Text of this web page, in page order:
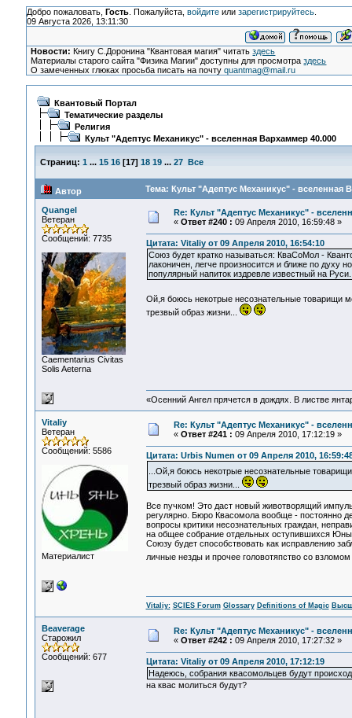
Добро пожаловать, Гость. Пожалуйста, войдитеили зарегистрируйтесь.
09 Августа 2026, 13:11:30
Новости: Книгу С.Доронина "Квантовая магия" читатьздесь
Материалы старого сайта "Физика Магии" доступны для просмотраздесь
О замеченных глюках просьба писать на почтуquantmag@mail.ru
Квантовый Портал
Тематические разделы
Религия
Культ "Адептус Механикус" - вселенная Вархаммер 40.000
Страниц: 1 ... 15 16[17] 18 19 ... 27 Все
Автор Тема: Культ "Адептус Механикус" - вселенная
Quangel
Ветеран
Сообщений: 7735
Сaementarius Civitas
Solis Aeterna
Re: Культ "Адептус Механикус" -
« Ответ #240 : 09 Апреля 2010, 16:59:48 »
Цитата: Vitaliy от 09 Апреля 2010, 16:54:10
Союз будет кратко называться: КваСоМол -
лаконичен, легче произносится и ближе по духу
популярный напиток издревле известный на
Ой,я боюсь некотрые несознательные товарищи
трезвый образ жизни...
«Осенний Ангел прячется в дождях. В листве
Vitaliy
Ветеран
Сообщений: 5586
Материалист
Re: Культ "Адептус Механикус" -
« Ответ #241 : 09 Апреля 2010, 17:12:19 »
Цитата: Urbis Numen от 09 Апреля 2010,
...Ой,я боюсь некотрые несознательные
трезвый образ жизни...
Все пучком! Это даст новый животворящий
регулярно. Бюро Квасомола вообще - постоянно
вопросы критики несознательных граждан,
на общее собрание отдельных оступившихся
Союзу будет способствовать как исправлению
личные незды и прочее головотяпство со взломом
Vitaliy: SCIES Forum Glossary Definitions of Magic
Beaverage
Старожил
Сообщений: 677
Re: Культ "Адептус Механикус" -
« Ответ #242 : 09 Апреля 2010, 17:27:32 »
Цитата: Vitaliy от 09 Апреля 2010, 17:12:19
Надеюсь, собрания квасомольцев будут
на квас молиться будут?